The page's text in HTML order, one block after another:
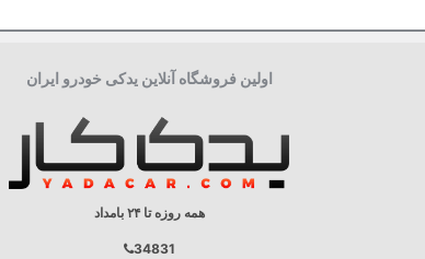
اولین فروشگاه آنلاین یدکی خودرو ایران
همه روزه تا ۲۴ بامداد
34831